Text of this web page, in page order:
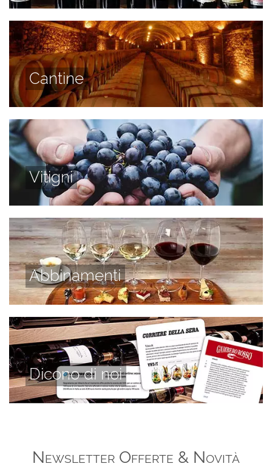
Cantine
Vitigni
Abbinamenti
Dicono di noi
Newsletter Offerte & Novità